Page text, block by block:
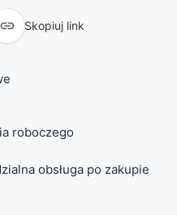
 Skopiuj link
roboczego
obsługa po zakupie